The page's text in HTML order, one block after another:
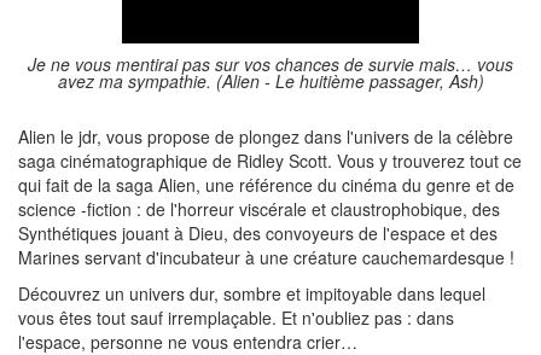
Je ne vous mentirai pas sur vos chances de survie mais… vous
avez ma sympathie. (Alien - Le huitième passager, Ash)
Alien le jdr, vous propose de plongez dans l'univers de la célèbre
saga cinématographique de Ridley Scott. Vous y trouverez tout ce
qui fait de la saga Alien, une référence du cinéma du genre et de
science -fiction : de l'horreur viscérale et claustrophobique, des
Synthétiques jouant à Dieu, des convoyeurs de l'espace et des
Marines servant d'incubateur à une créature cauchemardesque !
Découvrez un univers dur, sombre et impitoyable dans lequel
vous êtes tout sauf irremplaçable. Et n'oubliez pas : dans
l'espace, personne ne vous entendra crier…